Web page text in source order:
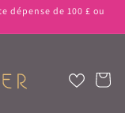
dépense de 100 £ ou
Panier